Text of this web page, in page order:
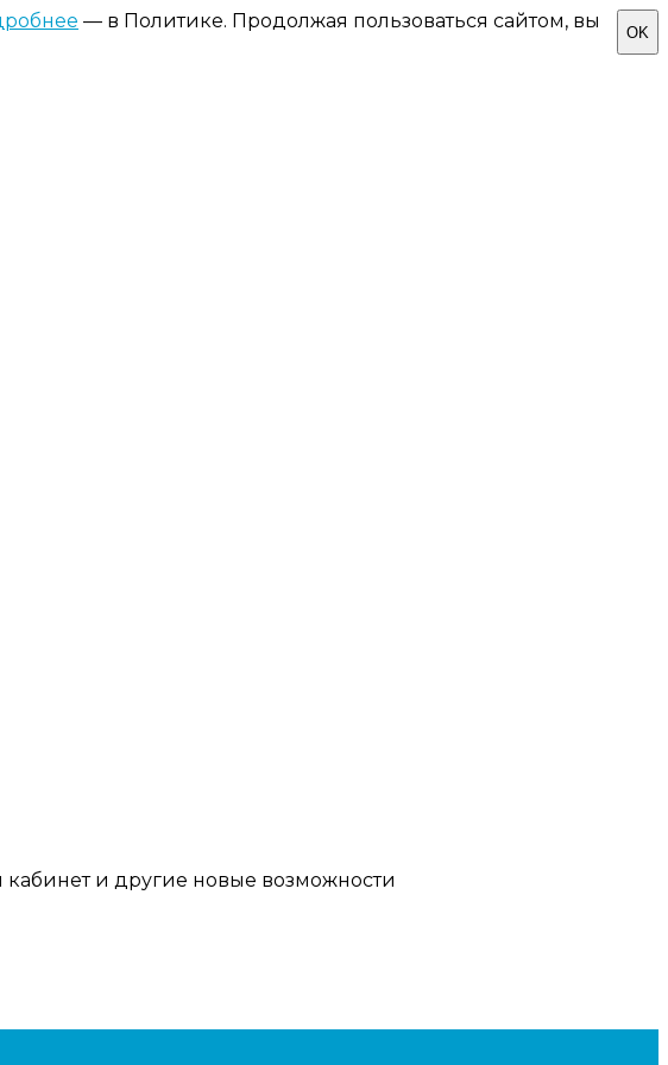
— в Политике. Продолжая пользоваться сайтом, вы
OK
кабинет и другие новые возможности